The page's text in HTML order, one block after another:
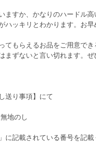
ますか、かなりのハードル
ハッキリとわかります。お
てもらえるお品をご用意で
まずないと言い切れます。
送り事項】にて
地のし
記載されている番号を記載